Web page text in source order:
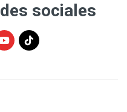
sociales